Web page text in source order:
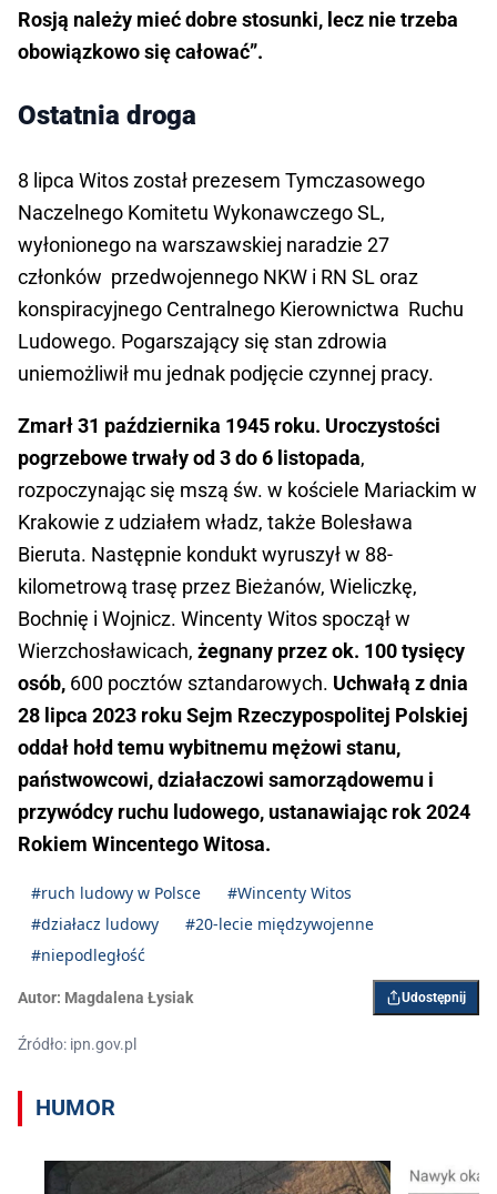
Rosją należy mieć dobre stosunki, lecz nie trzeba
obowiązkowo się całować”.
Ostatnia droga
8 lipca Witos został prezesem Tymczasowego
Naczelnego Komitetu Wykonawczego SL,
wyłonionego na warszawskiej naradzie 27
członków przedwojennego NKW i RN SL oraz
konspiracyjnego Centralnego Kierownictwa Ruchu
Ludowego. Pogarszający się stan zdrowia
uniemożliwił mu jednak podjęcie czynnej pracy.
Zmarł 31 października 1945 roku. Uroczystości
pogrzebowe trwały od 3 do 6 listopada,
rozpoczynając się mszą św. w kościele Mariackim w
Krakowie z udziałem władz, także Bolesława
Bieruta. Następnie kondukt wyruszył w 88-
kilometrową trasę przez Bieżanów, Wieliczkę,
Bochnię i Wojnicz. Wincenty Witos spoczął w
Wierzchosławicach, żegnany przez ok. 100 tysięcy
osób, 600 pocztów sztandarowych. Uchwałą z dnia
28 lipca 2023 roku Sejm Rzeczypospolitej Polskiej
oddał hołd temu wybitnemu mężowi stanu,
państwowcowi, działaczowi samorządowemu i
przywódcy ruchu ludowego, ustanawiając rok 2024
Rokiem Wincentego Witosa.
#ruch ludowy w Polsce
#Wincenty Witos
#działacz ludowy
#20-lecie międzywojenne
#niepodległość
Autor: Magdalena Łysiak Udostępnij
Źródło: ipn.gov.pl
HUMOR